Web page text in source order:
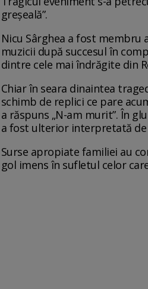
greșeală”.
Nicu Sârghea a fost membru
muzicii după succesul în
dintre cele mai îndrăgite din
Chiar în seara dinaintea
schimb de replici ce pare
a răspuns „N-am murit”. În
a fost ulterior interpretată
Surse apropiate familiei au
gol imens în sufletul celor